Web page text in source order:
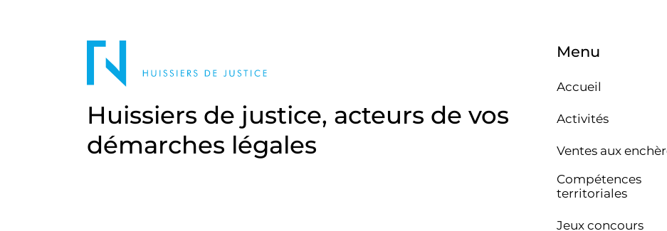
Huissiers de justice, acteurs de vos
démarches légales
Menu
Accueil
Activités
Ventes aux
Compétences
territoriales
Jeux concours